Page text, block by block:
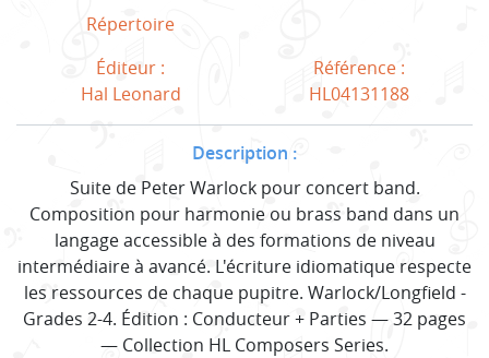
Répertoire
Éditeur :
Hal Leonard
Référence :
HL04131188
Description :
Suite de Peter Warlock pour concert band.
Composition pour harmonie ou brass band dans un
langage accessible à des formations de niveau
intermédiaire à avancé. L'écriture idiomatique respecte
les ressources de chaque pupitre. Warlock/Longfield -
Grades 2-4. Édition : Conducteur + Parties — 32 pages
— Collection HL Composers Series.